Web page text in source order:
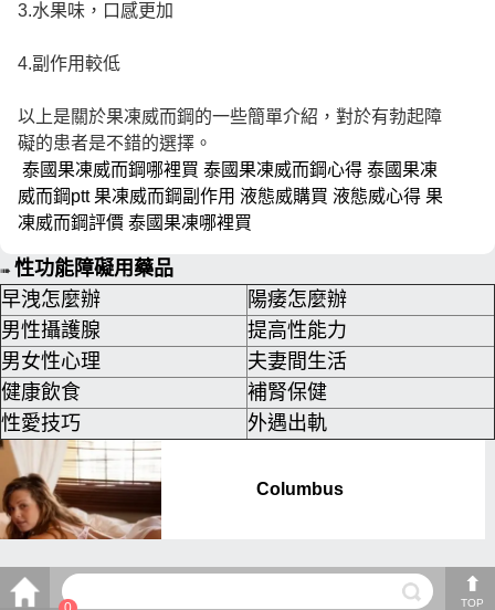
3.水果味，口感更加
4.副作用較低
以上是關於果凍威而鋼的一些簡單介紹，對於有勃起障
礙的患者是不錯的選擇。
泰國果凍威而鋼哪裡買 泰國果凍威而鋼心得 泰國果凍
威而鋼ptt 果凍威而鋼副作用 液態威購買 液態威心得 果
凍威而鋼評價 泰國果凍哪裡買
➠ 性功能障礙用藥品
早洩怎麼辦
陽痿怎麼辦
男性攝護腺
提高性能力
男女性心理
夫妻間生活
健康飲食
補腎保健
性愛技巧
外遇出軌
TOP